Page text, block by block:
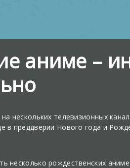
аниме –
нескольких телевизионных
в преддверии Нового года и
несколько рождественских